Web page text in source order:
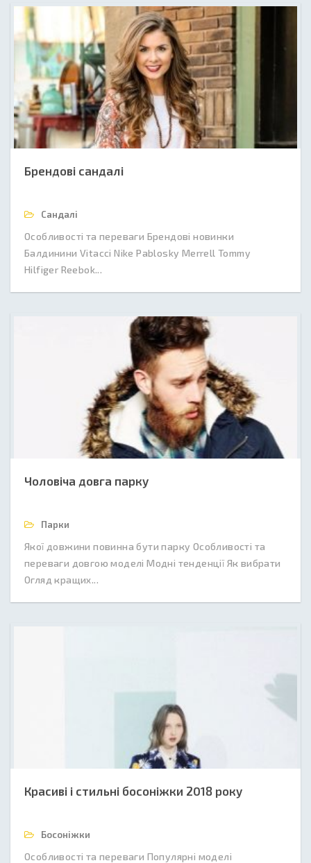
Брендові сандалі
Сандалі
Особливості та переваги Брендові новинки
Балдинини Vitacci Nike Pablosky Merrell Tommy
Hilfiger Reebok...
Чоловіча довга парку
Парки
Якої довжини повинна бути парку Особливості та
переваги довгою моделі Модні тенденції Як вибрати
Огляд кращих...
Красиві і стильні босоніжки 2018 року
Босоніжки
Особливості та переваги Популярні моделі